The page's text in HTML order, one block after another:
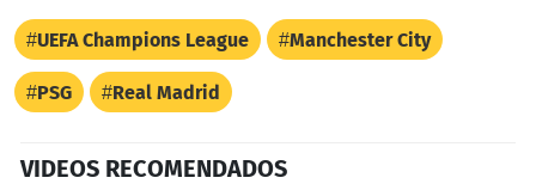
UEFA Champions League Manchester City
PSG Real Madrid
VIDEOS RECOMENDADOS